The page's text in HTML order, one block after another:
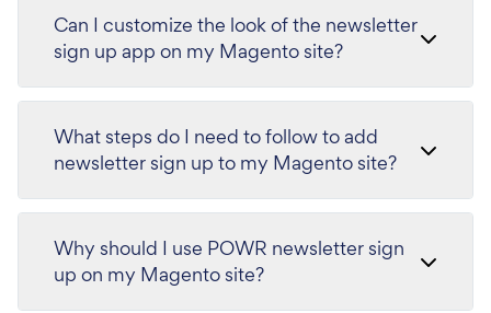
Can I customize the look of the newsletter
sign up app on my Magento site?
What steps do I need to follow to add
newsletter sign up to my Magento site?
Why should I use POWR newsletter sign
up on my Magento site?